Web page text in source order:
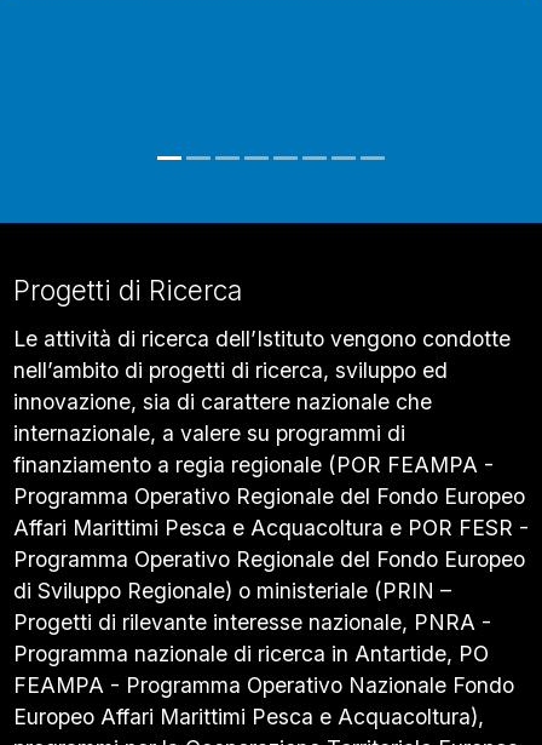
Progetti di Ricerca
Le attività di ricerca dell’Istituto vengono condotte
nell’ambito di progetti di ricerca, sviluppo ed
innovazione, sia di carattere nazionale che
internazionale, a valere su programmi di
finanziamento a regia regionale (POR FEAMPA -
Programma Operativo Regionale del Fondo Europeo
Affari Marittimi Pesca e Acquacoltura e POR FESR -
Programma Operativo Regionale del Fondo Europeo
di Sviluppo Regionale) o ministeriale (PRIN –
Progetti di rilevante interesse nazionale, PNRA -
Programma nazionale di ricerca in Antartide, PO
FEAMPA - Programma Operativo Nazionale Fondo
Europeo Affari Marittimi Pesca e Acquacoltura),